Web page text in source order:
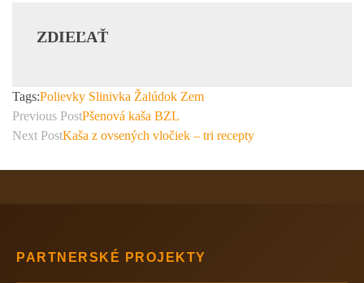
ZDIEĽAŤ
Tags:Polievky Slinivka Žalúdok Zem
Previous PostPšenová kaša BZL
Next PostKaša z ovsených vločiek – tri recepty
PARTNERSKÉ PROJEKTY